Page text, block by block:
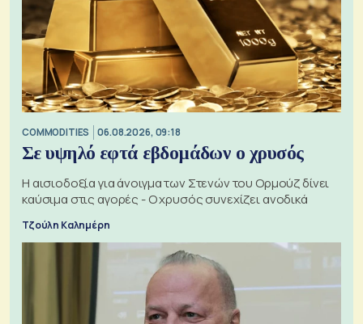
COMMODITIES 06.08.2026, 09:18
Σε υψηλό εφτά εβδομάδων ο χρυσός
Η αισιοδοξία για άνοιγμα των Στενών του Ορμούζ δίνει
καύσιμα στις αγορές - Ο χρυσός συνεχίζει ανοδικά
Τζούλη Καλημέρη